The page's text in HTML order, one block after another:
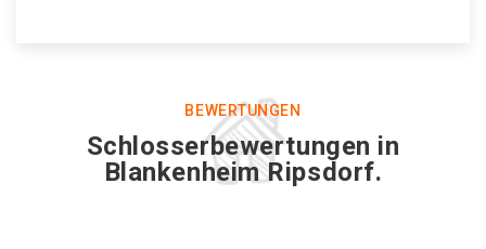
BEWERTUNGEN
Schlosserbewertungen in
Blankenheim Ripsdorf.